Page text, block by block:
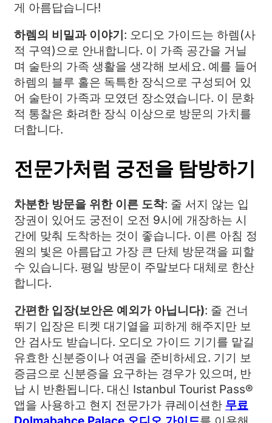
게 아름답습니다!
하렘의 비밀과 이야기 : 오디오 가이드는 하렘(사
적 구역)으로 안내합니다. 이 가족 공간을 거닐
며 술탄의 가족 생활을 생각해 보세요. 예를 들어
하렘의 블루 홀은 독특한 장식으로 구성되어 있
어 술탄이 가족과 모였던 장소였습니다. 이 문화
적 통찰은 화려한 장식 이상으로 방문의 가치를
더합니다.
전문가처럼 궁전을 탐방하기
차분한 방문을 위한 이른 도착: 줄 서지 않는 입
장권이 있어도 궁전이 오전 9시에 개장하는 시
간에 맞춰 도착하는 것이 좋습니다. 이른 아침 정
원의 빛은 아름답고 가장 큰 단체 방문객을 피할
수 있습니다. 평일 방문이 주말보다 대체로 한산
합니다.
간편한 입장(보안은 예외가 아닙니다): 줄 건너
뛰기 입장은 티켓 대기열을 피하게 해주지만 보
안 검사도 받습니다. 오디오 가이드 기기를 맡길
유효한 신분증이나 여권을 준비하세요. 기기 보
증금으로 신분증을 요구하는 경우가 있으며, 반
납 시 반환됩니다. 대신 Istanbul Tourist Pass®
앱을 사용하고 현지 전문가가 큐레이션한 무료